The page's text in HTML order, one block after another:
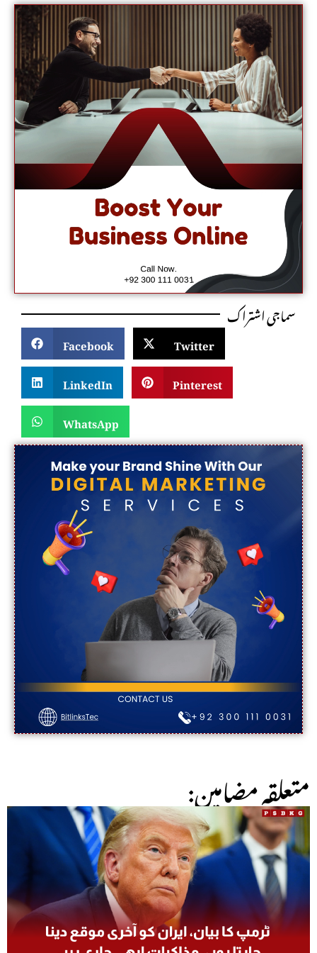
سماجی اشتراک
Facebook
Twitter
LinkedIn
Pinterest
WhatsApp
:متعلقہ مضامین